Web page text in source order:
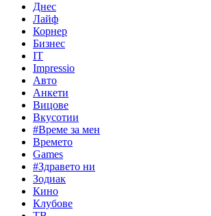
Днес
Лайф
Корнер
Бизнес
IT
Impressio
Авто
Анкети
Вицове
Вкусотии
#Време за мен
Времето
Games
#Здравето ни
Зодиак
Кино
Клубове